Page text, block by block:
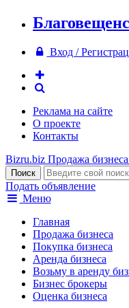
Вход /
Реклама на сайте
О проекте
Контакты
Bizru.biz Продажа
Подать объявление
Меню
Главная
Продажа бизнеса
Покупка бизнеса
Аренда бизнеса
Возьму в аренду
Бизнес брокеры
Оценка бизнеса